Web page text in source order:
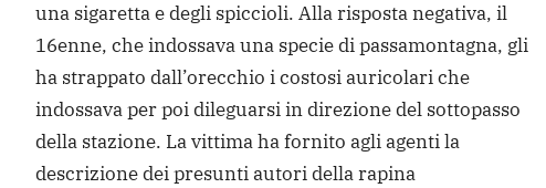
una sigaretta e degli spiccioli. Alla risposta negativa, il
16enne, che indossava una specie di passamontagna, gli
ha strappato dall’orecchio i costosi auricolari che
indossava per poi dileguarsi in direzione del sottopasso
della stazione. La vittima ha fornito agli agenti la
descrizione dei presunti autori della rapina